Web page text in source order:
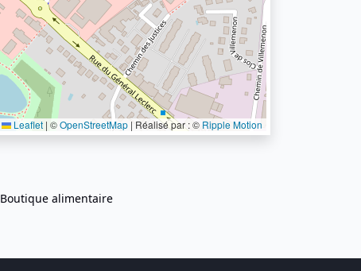
Leaflet | ©OpenStreetMap | Réalisé par : © Ripple Motion
Boutique alimentaire